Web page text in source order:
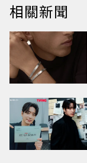
相關新聞